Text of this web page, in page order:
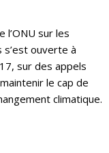
l’ONU sur les
s’est ouverte à
sur des appels
le cap de
climatique.